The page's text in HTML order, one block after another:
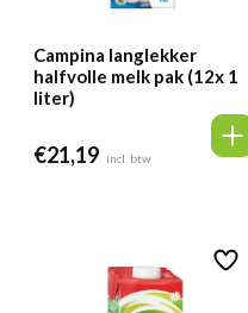
Campina langlekker
halfvolle melk pak (12x 1
liter)
€21,19 incl. btw